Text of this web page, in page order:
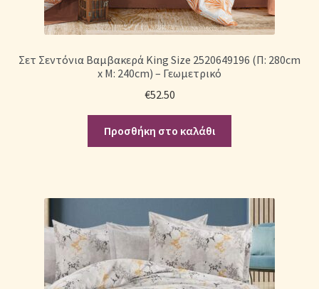
Σετ Σεντόνια Βαμβακερά King Size 2520649196 (Π: 280cm
x Μ: 240cm) – Γεωμετρικό
€52.50
Προσθήκη στο καλάθι